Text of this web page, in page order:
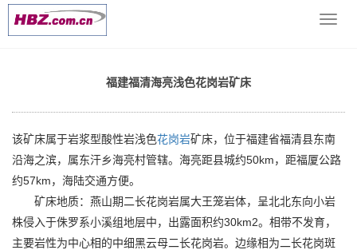
导
当前位置：网站首页
>> 福建福清
福建福清海亮浅色花岗岩矿床
该矿床属于岩浆型酸性岩浅色花岗岩矿床，位于福建省福清县东南
沿海之滨，属东汗乡海亮村管辖。海亮距县城约50km，距福厦公路
约57km，海陆交通方便。
矿床地质：燕山期二长花岗岩属大王笼岩体，呈北北东向小岩
株侵入于侏罗系小溪组地层中，出露面积约30km2。相带不发育，
主要岩性为中心相的中细黑云母二长花岗岩。边缘相为二长花岗斑